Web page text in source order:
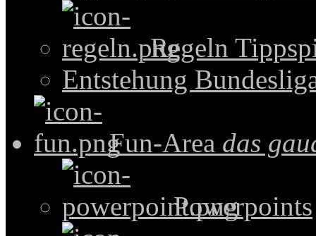
Regeln
Entstehung
Fun-Area das
Powerpoints